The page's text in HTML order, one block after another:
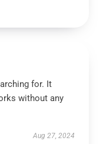
for. It
without any
Aug 27, 2024